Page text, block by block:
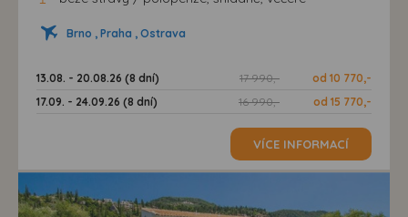
Brno , Praha , Ostrava
13.08. - 20.08.26 (8 dní) 17 990,-
od 10 770,-
17.09. - 24.09.26 (8 dní)
16 990,- od 15 770,-
VÍCE INFORMACÍ